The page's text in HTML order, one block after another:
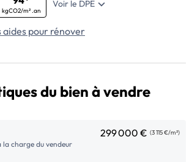
kgCO2/m² .an
Voir le DPE
aides pour rénover
du bien à vendre
299 000 € (3 115 €/m²)
la charge du vendeur